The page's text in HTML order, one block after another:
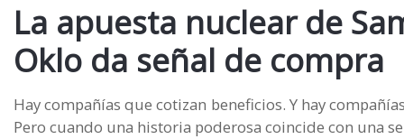
La apuesta nuclear de
Oklo da señal de compra
Hay compañías que cotizan beneficios. Y hay
Pero cuando una historia poderosa coincide con una